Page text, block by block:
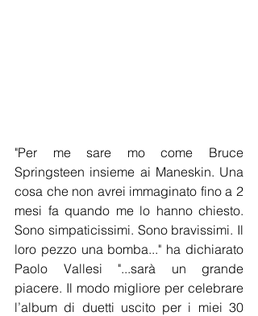
"Per me sare mo come Bruce
Springsteen insieme ai Maneskin. Una
cosa che non avrei immaginato fino a 2
mesi fa quando me lo hanno chiesto.
Sono simpaticissimi. Sono bravissimi. Il
loro pezzo una bomba..." ha dichiarato
Paolo Vallesi "...sarà un grande
piacere. Il modo migliore per celebrare
l’album di duetti uscito per i miei 30